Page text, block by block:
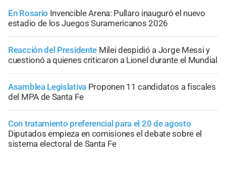
En Rosario Invencible Arena: Pullaro inauguró el nuevo
estadio de los Juegos Suramericanos 2026
Reacción del Presidente Milei despidió a Jorge Messi y
cuestionó a quienes criticaron a Lionel durante el Mundial
Asamblea Legislativa Proponen 11 candidatos a fiscales
del MPA de Santa Fe
Con tratamiento preferencial para el 20 de agosto
Diputados empieza en comisiones el debate sobre el
sistema electoral de Santa Fe